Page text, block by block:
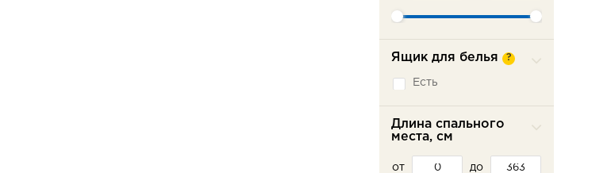
Ящик для белья ?
Есть
Длина спального
места, см
от до